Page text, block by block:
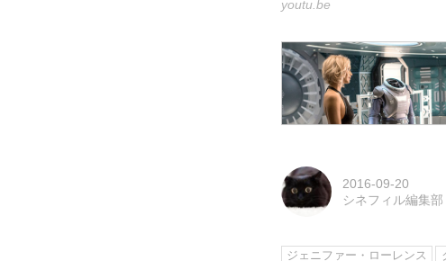
youtu.be
2016-09-20
シネフィル編集部
ジェニファー・ローレンス